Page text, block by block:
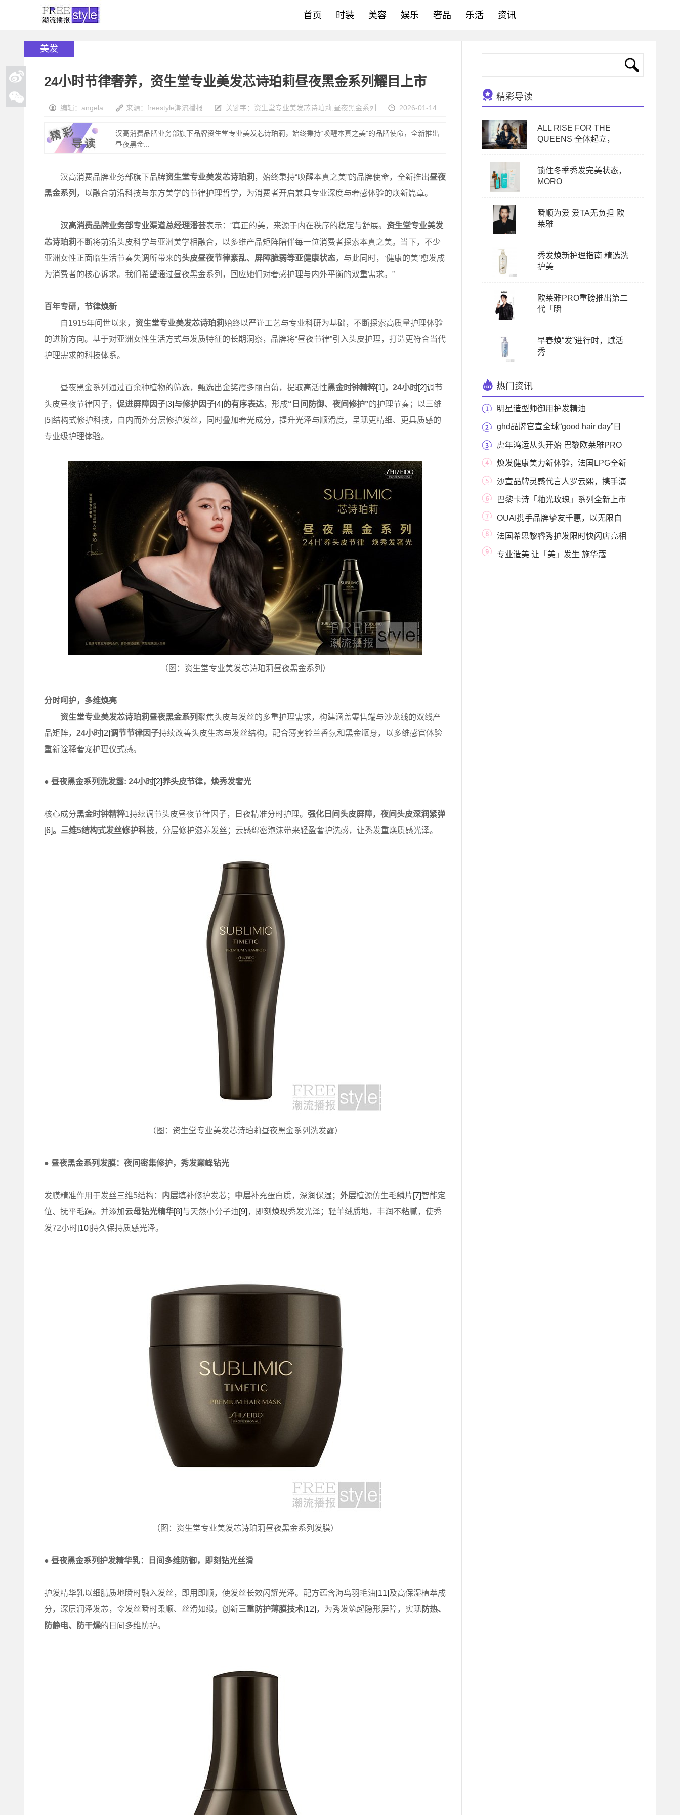
首页 时装 美容 娱乐 奢品 乐活 资讯
美发
24小时节律奢养，资生堂专业美发芯诗珀莉昼夜黑金系列耀目上市
编辑：angela 来源：freestyle潮流播报 关键字： 资生堂专业美发芯诗珀莉 昼夜黑金系列 2026-01-14
汉高消费品牌业务部旗下品牌资生堂专业美发芯诗珀莉，始终秉持“唤醒本真之美”的品牌使命，全新推出
昼夜黑金...
汉高消费品牌业务部旗下品牌资生堂专业美发芯诗珀莉 ，始终秉持“唤醒本真之美”的品牌使命，全新推出昼夜
黑金系列 ，以融合前沿科技与东方美学的节律护理哲学，为消费者开启兼具专业深度与奢感体验的焕新篇章。
汉高消费品牌业务部专业渠道总经理潘芸表示：“真正的美，来源于内在秩序的稳定与舒展。 资生堂专业美发
芯诗珀莉不断将前沿头皮科学与亚洲美学相融合，以多维产品矩阵陪伴每一位消费者探索本真之美。当下，不少
亚洲女性正面临生活节奏失调所带来的头皮昼夜节律紊乱、屏障脆弱等亚健康状态，与此同时，‘健康的美’愈发成
为消费者的核心诉求。我们希望通过昼夜黑金系列，回应她们对奢感护理与内外平衡的双重需求。”
百年专研，节律焕新
自1915年问世以来， 资生堂专业美发芯诗珀莉始终以严谨工艺与专业科研为基础，不断探索高质量护理体验
的进阶方向。基于对亚洲女性生活方式与发质特征的长期洞察，品牌将“昼夜节律”引入头皮护理，打造更符合当代
护理需求的科技体系。
昼夜黑金系列通过百余种植物的筛选，甄选出金奖霞多丽白葡，提取高活性黑金时钟精粹[1] ， 24小时[2]调节
头皮昼夜节律因子， 促进屏障因子[3]与修护因子[4]的有序表达，形成“ 日间防御、夜间修护”的护理节奏；以三维
[5]结构式修护科技，自内而外分层修护发丝，同时叠加奢光成分，提升光泽与顺滑度，呈现更精细、更具质感的
专业级护理体验。
（图：资生堂专业美发芯诗珀莉昼夜黑金系列）
分时呵护，多维焕亮
资生堂专业美发芯诗珀莉昼夜黑金系列 聚焦头皮与发丝的多重护理需求，构建涵盖零售端与沙龙线的双线产
品矩阵， 24小时[2]调节节律因子持续改善头皮生态与发丝结构。配合薄雾铃兰香氛和黑金瓶身，以多维感官体验
重新诠释奢宠护理仪式感。
● 昼夜黑金系列洗发露: 24小时[2]养头皮节律，焕秀发奢光
核心成分黑金时钟精粹1持续调节头皮昼夜节律因子，日夜精准分时护理。 强化日间头皮屏障，夜间头皮深润紧弹
[6]。三维5结构式发丝修护科技，分层修护滋养发丝；云感绵密泡沫带来轻盈奢护洗感，让秀发重焕质感光泽。
（图：资生堂专业美发芯诗珀莉昼夜黑金系列洗发露）
● 昼夜黑金系列发膜：夜间密集修护，秀发巅峰钻光
发膜精准作用于发丝三维5结构： 内层填补修护发芯； 中层补充蛋白质，深润保湿； 外层植源仿生毛鳞片[7]智能定
位、抚平毛躁。并添加云母钻光精华[8]与天然小分子油[9] ，即刻焕现秀发光泽；轻羊绒质地，丰润不粘腻，使秀
发72小时[10]持久保持质感光泽。
（图：资生堂专业美发芯诗珀莉昼夜黑金系列发膜）
● 昼夜黑金系列护发精华乳：日间多维防御，即刻钻光丝滑
护发精华乳以细腻质地瞬时融入发丝，即用即顺，使发丝长效闪耀光泽。配方蕴含海鸟羽毛油[11] 及高保湿植萃成
分，深层润泽发芯，令发丝瞬时柔顺、丝滑如缎。创新三重防护薄膜技术[12] ，为秀发筑起隐形屏障，实现防热、
防静电、防干燥的日间多维防护。
精彩导读
ALL RISE FOR THE
QUEENS 全体起立，
锁住冬季秀发完美状态，
MORO
瞬顺为爱 爱TA无负担 欧
莱雅
秀发焕新护理指南 精选洗
护美
欧莱雅PRO重磅推出第二
代「瞬
早春焕“发”进行时，赋活
秀
热门资讯
明星造型师御用护发精油
MOROCCANOIL摩洛哥油
ghd品牌官宣全球“good hair day”日
虎年鸿运从头开始 巴黎欧莱雅PRO
纷呈星礼迎新岁
焕发健康美力新体验，法国LPG全新
疗程演绎活力
沙宣品牌灵感代言人罗云熙，携手演
绎“云感蓬巴黎卡诗「釉光玫瑰」系列全新上市
玫瑰沁入发
OUAI携手品牌挚友千惠，以无限自
信赢得生活
法国希思黎睿秀护发限时快闪店亮相
上海港汇恒
专业造美 让「美」发生 施华蔻